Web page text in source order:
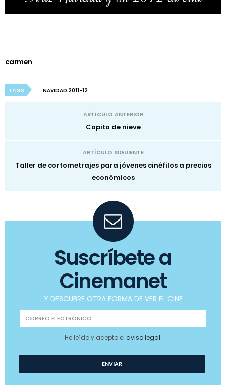
carmen
TAGS NAVIDAD 2011-12
ARTÍCULO ANTERIOR
Copito de nieve
ARTÍCULO SIGUIENTE
Taller de cortometrajes para jóvenes cinéfilos a precios
económicos
Suscríbete a
Cinemanet
Y DESCUBRE OTRA FORMA DE VER EL CINE
He leído y acepto el aviso legal.